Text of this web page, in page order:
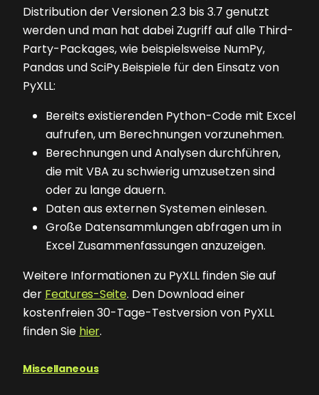
Distribution der Versionen 2.3 bis 3.7 genutzt
werden und man hat dabei Zugriff auf alle Third-
Party-Packages, wie beispielsweise NumPy,
Pandas und SciPy.Beispiele für den Einsatz von
PyXLL:
Bereits existierenden Python-Code mit Excel
aufrufen, um Berechnungen vorzunehmen.
Berechnungen und Analysen durchführen,
die mit VBA zu schwierig umzusetzen sind
oder zu lange dauern.
Daten aus externen Systemen einlesen.
Große Datensammlungen abfragen um in
Excel Zusammenfassungen anzuzeigen.
Weitere Informationen zu PyXLL finden Sie auf
der Features-Seite. Den Download einer
kostenfreien 30-Tage-Testversion von PyXLL
finden Sie hier.
Miscellaneous